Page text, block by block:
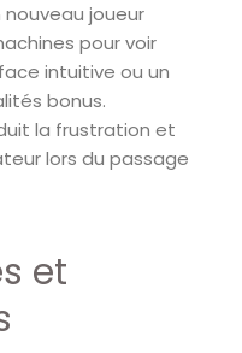
nouveau joueur
pour voir
intuitive ou un
bonus.
la frustration et
lors du passage
et